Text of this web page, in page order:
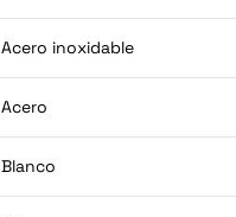
Acero inoxidable
Acero
Blanco